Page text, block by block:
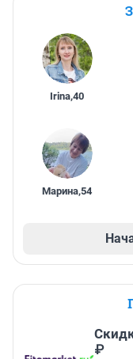
Irina,40
Марина,54
₽